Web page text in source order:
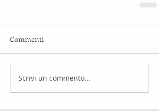
Commenti
Scrivi un commento...